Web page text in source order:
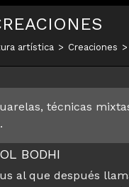
artística > Creaciones >
técnicas
BODHI
al que después